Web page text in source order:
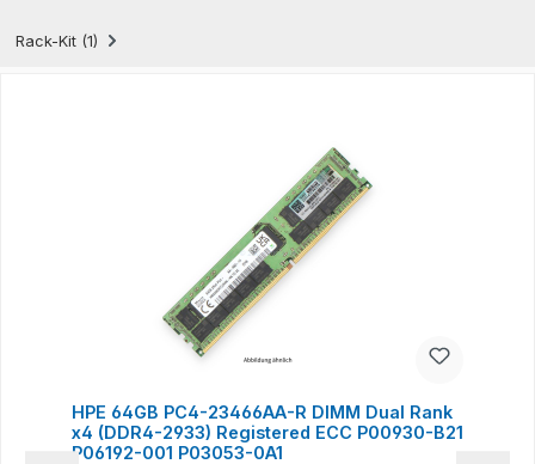
Rack-Kit (1)
HPE 64GB PC4-23466AA-R DIMM Dual Rank
x4 (DDR4-2933) Registered ECC P00930-B21
P06192-001 P03053-0A1